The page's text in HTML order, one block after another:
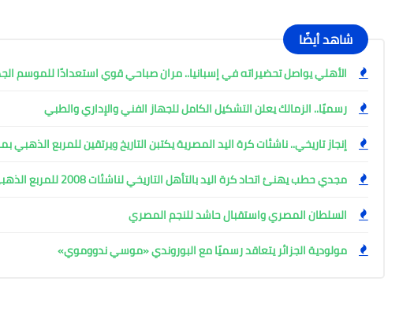
شاهد أيضًا
الأهلي يواصل تحضيراته في إسبانيا.. مران صباحي قوي استعدادًا للموسم
رسميًا.. الزمالك يعلن التشكيل الكامل للجهاز الفني والإداري والطبي
إنجاز تاريخي.. ناشئات كرة اليد المصرية يكتبن التاريخ ويرتقين للمربع الذهبي
مجدي حطب يهنئ اتحاد كرة اليد بالتأهل التاريخي لناشئات 2008 للمربع الذهبي
السلطان المصري واستقبال حاشد للنجم المصري
مولودية الجزائر يتعاقد رسميًا مع البوروندي «موسي ندووموي»